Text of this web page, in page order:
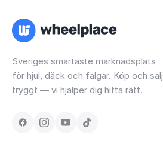
Sveriges smartaste marknadsplats
för hjul, däck och fälgar. Köp och sälj
tryggt — vi hjälper dig hitta rätt.